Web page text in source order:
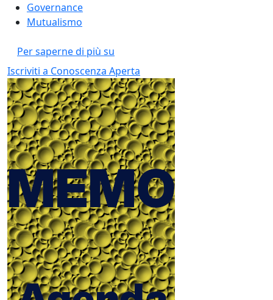
Governance
Mutualismo
Per saperne di più su
Iscriviti a Conoscenza Aperta